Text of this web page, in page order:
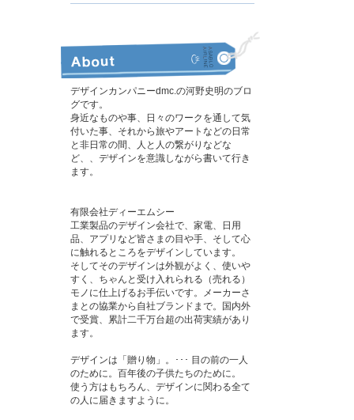
デザインカンパニーdmc.の河野史明のブロ
グです。
身近なものや事、日々のワークを通して気
付いた事、それから旅やアートなどの日常
と非日常の間、人と人の繋がりなどな
ど、、デザインを意識しながら書いて行き
ます。
有限会社ディーエムシー
工業製品のデザイン会社で、家電、日用
品、アプリなど皆さまの目や手、そして心
に触れるところをデザインしています。
そしてそのデザインは外観がよく、使いや
すく、ちゃんと受け入れられる（売れる）
モノに仕上げるお手伝いです。メーカーさ
まとの協業から自社ブランドまで。国内外
で受賞、累計二千万台超の出荷実績があり
ます。
デザインは「贈り物」。･･･ 目の前の一人
のために。百年後の子供たちのために。
使う方はもちろん、デザインに関わる全て
の人に届きますように。